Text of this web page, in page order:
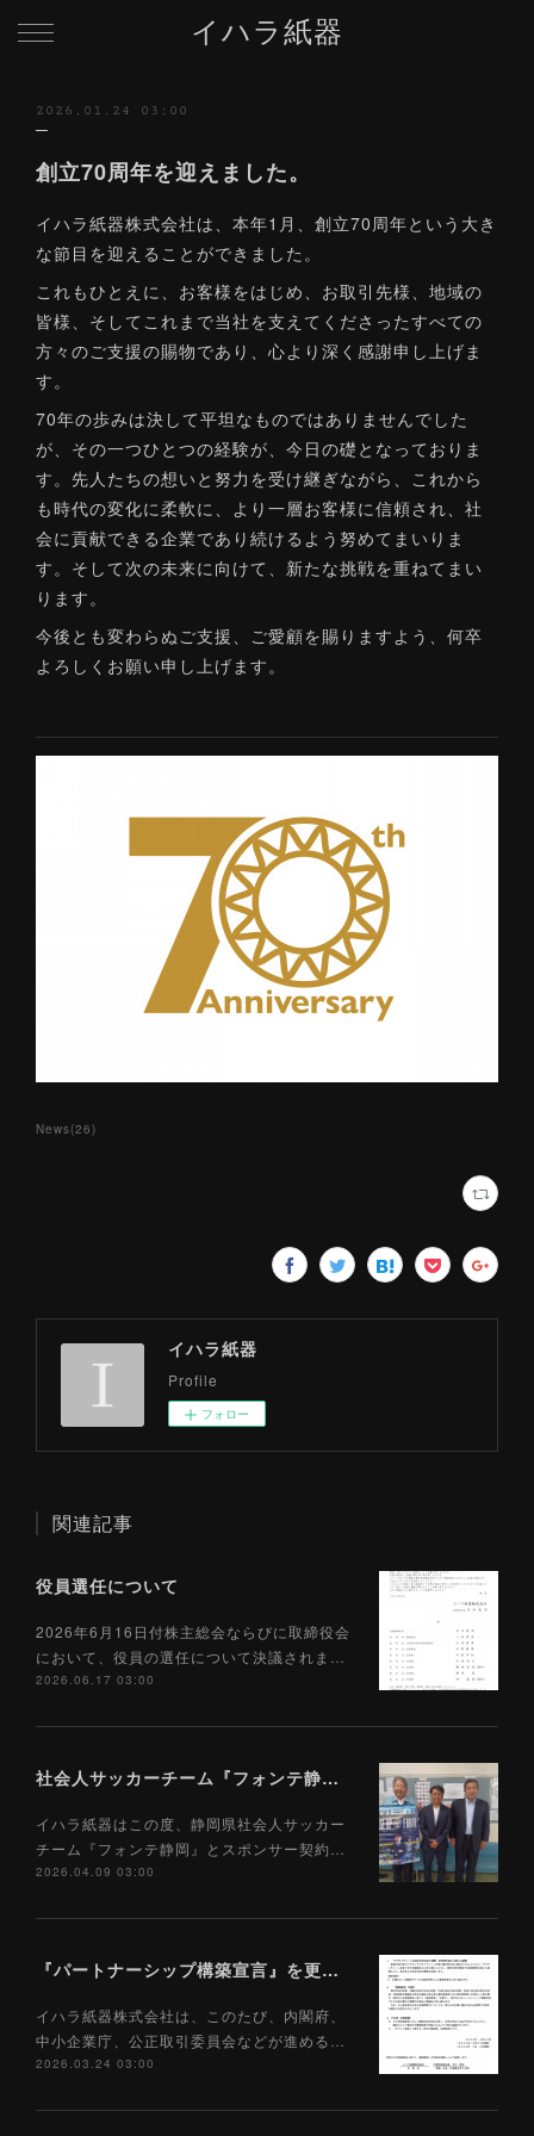
イハラ紙器
2026.01.24 03:00
創立70周年を迎えました。
イハラ紙器株式会社は、本年1月、創立70周年という大き
な節目を迎えることができました。
これもひとえに、お客様をはじめ、お取引先様、地域の
皆様、そしてこれまで当社を支えてくださったすべての
方々のご支援の賜物であり、心より深く感謝申し上げま
す。
70年の歩みは決して平坦なものではありませんでした
が、その一つひとつの経験が、今日の礎となっておりま
す。先人たちの想いと努力を受け継ぎながら、これから
も時代の変化に柔軟に、より一層お客様に信頼され、社
会に貢献できる企業であり続けるよう努めてまいりま
す。そして次の未来に向けて、新たな挑戦を重ねてまい
ります。
今後とも変わらぬご支援、ご愛顧を賜りますよう、何卒
よろしくお願い申し上げます。
News(26)
イハラ紙器
Profile
フォロー
関連記事
役員選任について
2026年6月16日付株主総会ならびに取締役会
において、役員の選任について決議されま…
2026.06.17 03:00
社会人サッカーチーム『フォンテ静岡』とのスポンサー契約締結について
イハラ紙器はこの度、静岡県社会人サッカー
チーム『フォンテ静岡』とスポンサー契約…
2026.04.09 03:00
『パートナーシップ構築宣言』を更新しました。
イハラ紙器株式会社は、このたび、内閣府、
中小企業庁、公正取引委員会などが進める…
2026.03.24 03:00